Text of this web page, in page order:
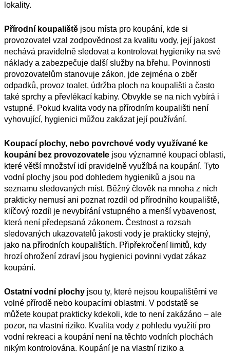
lokality.
Přírodní koupaliště jsou místa pro koupání, kde si
provozovatel vzal zodpovědnost za kvalitu vody, její jakost
nechává pravidelně sledovat a kontrolovat hygieniky na své
náklady a zabezpečuje další služby na břehu. Povinnosti
provozovatelům stanovuje zákon, jde zejména o zběr
odpadků, provoz toalet, údržba ploch na koupališti a často
také sprchy a převlékací kabiny. Obvykle se na nich vybírá i
vstupné. Pokud kvalita vody na přírodním koupališti není
vyhovující, hygienici můžou zakázat její používání.
Koupací plochy, nebo povrchové vody využívané ke
koupání bez provozovatele jsou významné koupací oblasti,
které větší množství idí pravidelně využíbá na koupání. Tyto
vodní plochy jsou pod dohledem hygieniků a jsou na
seznamu sledovaných míst. Běžný člověk na mnoha z nich
prakticky nemusí ani poznat rozdíl od přírodního koupaliště,
klíčový rozdíl je nevybírání vstupného a menší vybavenost,
která není předepsaná zákonem. Čestnost a rozsah
sledovaných ukazovatelů jakosti vody je prakticky stejný,
jako na přírodních koupalištích. Připřekročení limitů, kdy
hrozí ohrožení zdraví jsou hygienici povinni vydat zákaz
koupání.
Ostatní vodní plochy jsou ty, které nejsou koupalištěmi ve
volné přírodě nebo koupacími oblastmi. V podstatě se
můžete koupat prakticky kdekoli, kde to není zakázáno – ale
pozor, na vlastní riziko. Kvalita vody z pohledu využití pro
vodní rekreaci a koupání není na těchto vodních plochách
nikým kontrolována. Koupání je na vlastní riziko a